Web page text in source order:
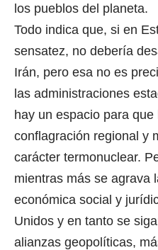
los pueblos del planeta.
Todo indica que, si en
sensatez, no debería
Irán, pero esa no es
las administraciones
hay un espacio para
conflagración regional y
carácter termonuclear.
mientras más se agrava
económica social y
Unidos y en tanto se
alianzas geopolíticas,